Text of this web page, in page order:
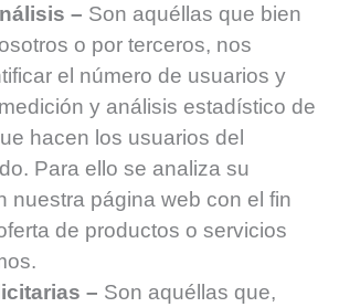
– Son aquéllas que bien
o por terceros, nos
el número de usuarios y
y análisis estadístico de
hacen los usuarios del
Para ello se analiza su
nuestra página web con el fin
de productos o servicios
– Son aquéllas que,